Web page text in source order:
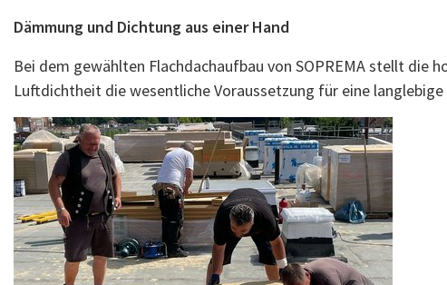
Dämmung und Dichtung aus einer Hand
Bei dem gewählten Flachdachaufbau von SOPREMA stellt die
Luftdichtheit die wesentliche Voraussetzung für eine